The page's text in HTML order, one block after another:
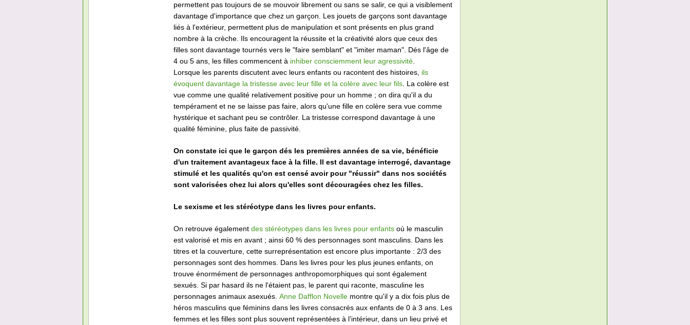
permettent pas toujours de se mouvoir librement ou sans se salir, ce qui a visiblement
davantage d'importance que chez un garçon. Les jouets de garçons sont davantage
liés à l'extérieur, permettent plus de manipulation et sont présents en plus grand
nombre à la crèche. Ils encouragent la réussite et la créativité alors que ceux des
filles sont davantage tournés vers le "faire semblant" et "imiter maman". Dés l'âge de
4 ou 5 ans, les filles commencent à inhiber consciemment leur agressivité
Lorsque les parents discutent avec leurs enfants ou racontent des histoires, ils
évoquent davantage la tristesse avec leur fille et la colère avec leur fils . La colère est
vue comme une qualité relativement positive pour un homme ; on dira qu'il a du
tempérament et ne se laisse pas faire, alors qu'une fille en colère sera vue comme
hystérique et sachant peu se contrôler. La tristesse correspond davantage à une
qualité féminine, plus faite de passivité.
On constate ici que le garçon dés les premières années de sa vie, bénéficie
d'un traitement avantageux face à la fille. Il est davantage interrogé, davantage
stimulé et les qualités qu'on est censé avoir pour "réussir" dans nos sociétés
sont valorisées chez lui alors qu'elles sont découragées chez les filles.
Le sexisme et les stéréotype dans les livres pour enfants.
On retrouve également des stéréotypes dans les livres pour enfants où le masculin
est valorisé et mis en avant ; ainsi 60 % des personnages sont masculins. Dans les
titres et la couverture, cette surreprésentation est encore plus importante : 2/3 des
personnages sont des hommes. Dans les livres pour les plus jeunes enfants, on
trouve énormément de personnages anthropomorphiques qui sont également
sexués. Si par hasard ils ne l'étaient pas, le parent qui raconte, masculine les
personnages animaux asexués. Anne Dafflon Novelle montre qu'il y a dix fois plus de
héros masculins que féminins dans les livres consacrés aux enfants de 0 à 3 ans. Les
femmes et les filles sont plus souvent représentées à l’intérieur, dans un lieu privé et